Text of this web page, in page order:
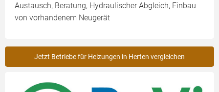
Austausch, Beratung, Hydraulischer Abgleich, Einbau
von vorhandenem Neugerät
Jetzt Betriebe für Heizungen in Herten vergleichen